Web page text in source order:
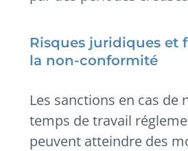
Risques juridiques et
la non-conformité
Les sanctions en cas de
temps de travail
peuvent atteindre des